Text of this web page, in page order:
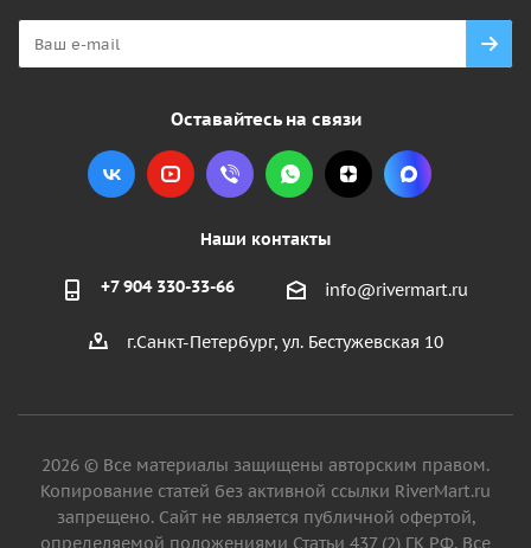
Оставайтесь на связи
Наши контакты
+7 904 330-33-66 info@rivermart.ru
г.Санкт-Петербург, ул. Бестужевская 10
2026 © Все материалы защищены авторским правом.
Копирование статей без активной ссылки RiverMart.ru
запрещено. Сайт не является публичной офертой,
определяемой положениями Статьи 437 (2) ГК РФ. Все